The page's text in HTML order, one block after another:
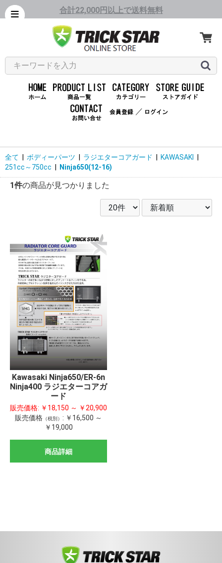
合計22,000円以上で送料無料
／
全て ボディーパーツ ラジエターコアガード KAWASAKI
251cc～750cc
Ninja650(12-16)
1件の商品が見つかりました
Kawasaki Ninja650/ER-6n
Ninja400 ラジエターコアガ
ード
販売価格: ￥18,150 ～ ￥20,900
販売価格 （税別） : ￥16,500 ～
￥19,000
商品詳細